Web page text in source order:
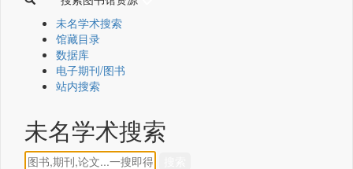
未名学术搜索
馆藏目录
数据库
电子期刊/图书
站内搜索
未名学术搜索